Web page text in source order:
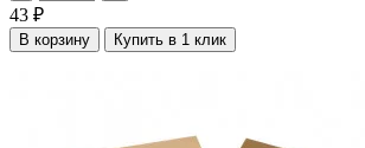
43 ₽
В корзину Купить в 1 клик